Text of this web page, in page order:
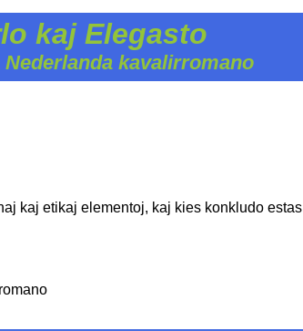
kaj Elegasto
Nederlanda kavalirromano
kaj etikaj elementoj, kaj kies konkludo estas